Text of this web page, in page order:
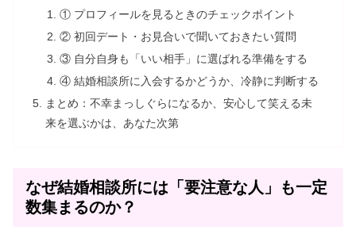
① プロフィールを見るときのチェックポイント
② 初回デート・お見合いで聞いておきたい質問
③ 自分自身も「いい相手」に選ばれる準備をする
④ 結婚相談所に入会するかどうか、冷静に判断する
まとめ：不幸まっしぐらになるか、安心して笑える未
来を選ぶかは、あなた次第
なぜ結婚相談所には「要注意な人」も一定
数集まるのか？